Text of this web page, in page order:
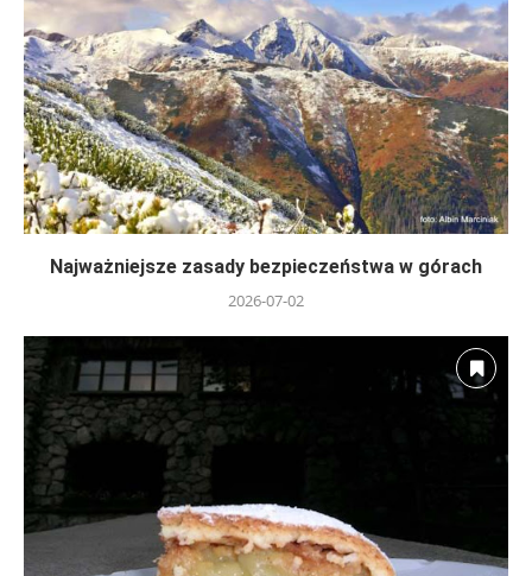
Najważniejsze zasady bezpieczeństwa w górach
2026-07-02